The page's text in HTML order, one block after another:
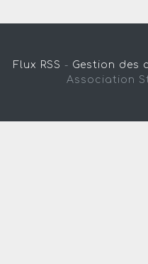
Flux RSS - Gestion des
Association